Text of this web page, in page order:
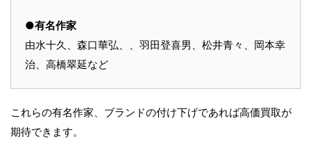
●有名作家
由水十久、森口華弘、、羽田登喜男、松井青々、岡本幸
治、高橋翠延など
これらの有名作家、ブランドの付け下げであれば高価買取が
期待できます。